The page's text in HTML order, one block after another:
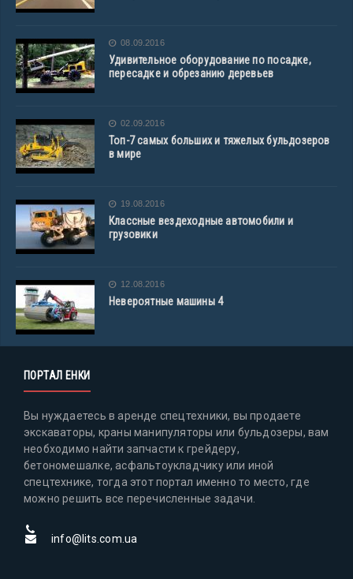
08.09.2016
Удивительное оборудование по посадке,
пересадке и обрезанию деревьев
02.09.2016
Топ-7 самых больших и тяжелых бульдозеров
в мире
19.08.2016
Классные вездеходные автомобили и
грузовики
12.08.2016
Невероятные машины 4
ПОРТАЛ ЕНКИ
Вы нуждаетесь в аренде спецтехники, вы продаете
экскаваторы, краны манипуляторы или бульдозеры, вам
необходимо найти запчасти к грейдеру,
бетономешалке, асфальтоукладчику или иной
спецтехнике, тогда этот портал именно то место, где
можно решить все перечисленные задачи.
info@lits.com.ua